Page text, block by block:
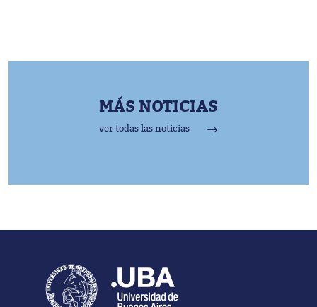
MÁS NOTICIAS
ver todas las noticias